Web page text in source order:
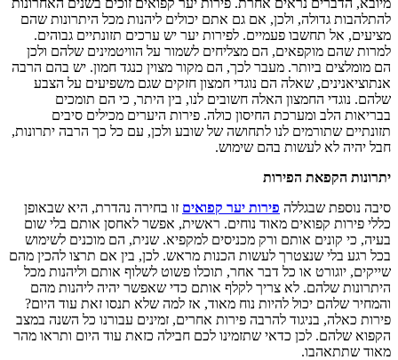
להתלהבות גדולה, ולכן, אם גם אתם יכולים ליהנות מכל היתרונות שהם
מציעים, אל תחשבו פעמיים. לפירות יער יש ערכים תזונתיים גבוהים.
למרות שהם מוקפאים, הם מצליחים לשמור על הוויטמינים שלהם ולכן
הם מומלצים ביותר. מעבר לכך, הם מקור מצוין כנגד חמון. יש בהם הרבה
אנתוציאנינים, שאלה הם נוגדי חמצון חזקים שגם משפיעים על הצבע
שלהם. נוגדי החמצון האלה חשובים לנו, בין היתר, כי הם תומכים
בבריאות הלב ומערכת החיסון כולה. פירות היערים מכילים סיבים
תזונתיים שתורמים לנו לתחושה של שובע ולכן, עם כל כך הרבה יתרונות,
חבל יהיה לא לעשות בהם שימוש.
יתרונות הקפאת הפירות
סיבה נוספת שבגללה פירות יער קפואים זו בחירה נהדרת, היא שבאופן
כללי פירות קפואים מאוד נוחים. ראשית, אפשר לאחסן אותם בלי שום
בעיה, כי קונים אותם ורק מכניסים למקפיא. שנית, הם מוכנים לשימוש
בכל רגע בלי שנצטרך לעשות הכנות מראש. לכן, בין אם תרצו להכין מהם
שייקים, יוגורט או כל דבר אחר, תוכלו פשוט לשלוף אותם וליהנות מכל
היתרונות שלהם. לא צריך לקלף אותם כדי שאפשר יהיה ליהנות מהם
והמחיר שלהם יכול להיות נוח מאוד, אז למה שלא תנסו זאת עוד היום?
פירות כאלה, בניגוד להרבה פירות אחרים, זמינים עבורנו כל השנה במצב
הקפוא שלהם. לכן כדאי שתזמינו לכם חבילה כזאת עוד היום ותראו מהר
מאוד שתתאהבו.